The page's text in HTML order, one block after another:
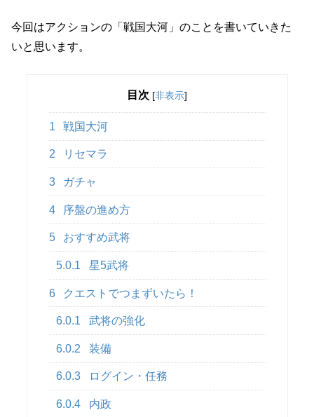
今回はアクションの「戦国大河」のことを書いていきた
いと思います。
目次 [非表示]
1 戦国大河
2 リセマラ
3 ガチャ
4 序盤の進め方
5 おすすめ武将
5.0.1 星5武将
6 クエストでつまずいたら！
6.0.1 武将の強化
6.0.2 装備
6.0.3 ログイン・任務
6.0.4 内政